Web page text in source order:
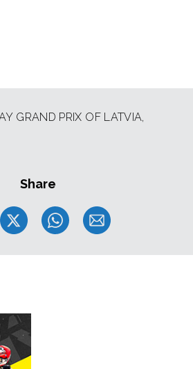
GRAND PRIX OF LATVIA,
Share